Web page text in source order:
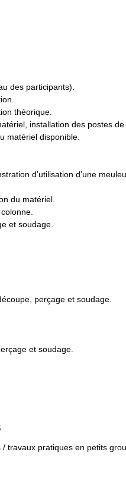
des participants).
théorique.
installation des postes de
matériel disponible.
d’utilisation d’une
du matériel.
et soudage
e, perçage et soudage
et soudage.
travaux pratiques en petits